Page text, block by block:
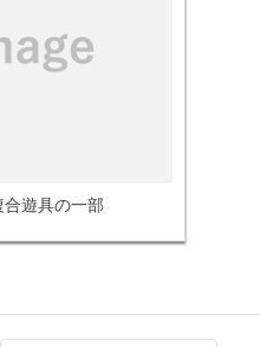
遊具の一部